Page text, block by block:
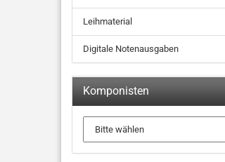
Leihmaterial
Digitale Notenausgaben
Komponisten